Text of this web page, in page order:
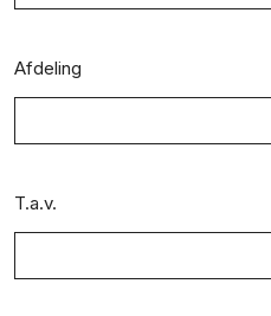
Afdeling
T.a.v.